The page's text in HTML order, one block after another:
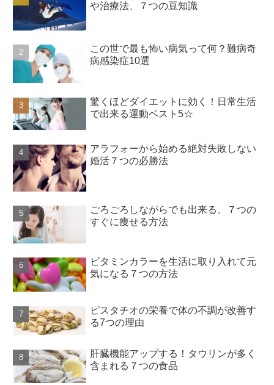
や治療法、７つの豆知識
この世で最も怖い病気って何？難病奇
病感染症10選
驚くほどダイエットに効く！日常生活
で出来る運動ベスト5☆
アラフォーから始める絶対失敗しない
婚活７つの必勝法
ごろごろしながらでも出来る、７つの
すぐに痩せる方法
ビタミンカラーを生活に取り入れて元
気になる７つの方法
ピスタチオの栄養で体の不調が改善す
る7つの理由
肝臓機能アップする！タウリンが多く
含まれる７つの食品